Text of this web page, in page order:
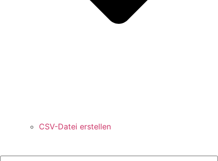
CSV-Datei erstellen